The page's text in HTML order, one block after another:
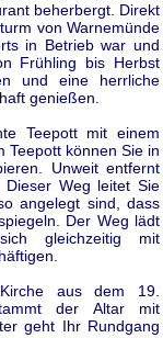
beherbergt. Direkt
von Warnemünde
in Betrieb war und
Frühling bis Herbst
und eine herrliche
genießen.
Teepott mit einem
Teepott können Sie in
Unweit entfernt
Dieser Weg leitet Sie
angelegt sind, dass
Der Weg lädt
gleichzeitig mit
aus dem 19.
der Altar mit
geht Ihr Rundgang